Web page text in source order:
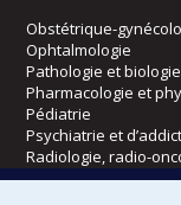
Obstétrique-
Ophtalmologie
Pathologie et
Pharmacologie et
Pédiatrie
Psychiatrie et
Radiologie, radio-